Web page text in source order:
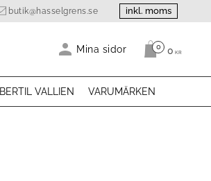
butik@hasselgrens.se inkl. moms
Mina sidor Antal
0 0 KR
BERTIL VALLIEN VARUMÄRKEN